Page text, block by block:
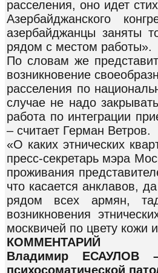
расселения, оно идет
Азербайджанского
азербайджанцы заняты
рядом с местом работы».
По словам же
возникновение
расселения по
случае не надо
работа по интеграции
– считает Герман Ветров.
«О каких этнических
пресс-секретарь мэра
проживания
что касается анклавов,
рядом всех армян,
возникновения
москвичей по цвету кожи
КОММЕНТАРИЙ
Владимир ЕСАУЛОВ –
психосоматической